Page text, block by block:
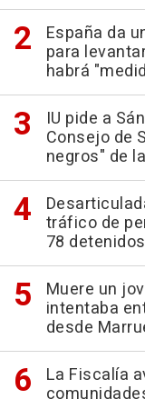
España da
para
habrá
IU pide a
Consejo de
negros" de
tráfico de
78 detenidos
Muere un
intentaba
desde
La Fiscalía